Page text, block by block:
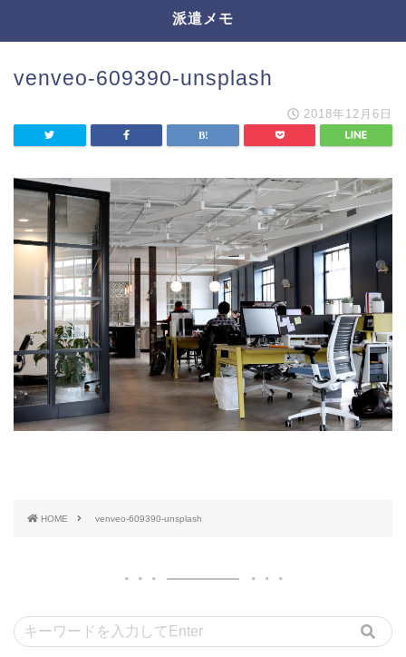
派遣メモ
venveo-609390-unsplash
2018年12月6日
HOME venveo-609390-unsplash